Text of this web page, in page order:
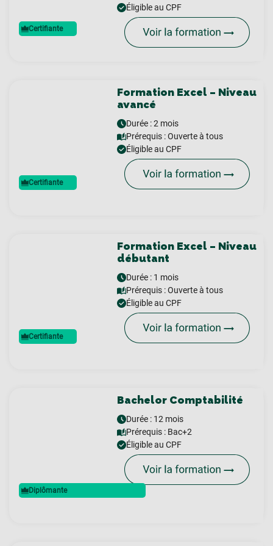
Certifiante
Éligible au CPF
Certifiante
Formation Excel – Niveau
avancé
Durée : 2 mois
Prérequis :Ouverte à tous
Éligible au CPF
Certifiante
Formation Excel – Niveau
débutant
Durée : 1 mois
Prérequis :Ouverte à tous
Éligible au CPF
Diplômante
Bachelor Comptabilité
Durée : 12 mois
Prérequis : Bac+2
Éligible au CPF